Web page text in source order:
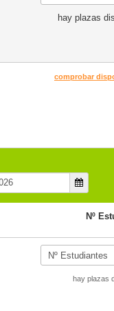
hay plazas
comprobar
Nº
hay plazas